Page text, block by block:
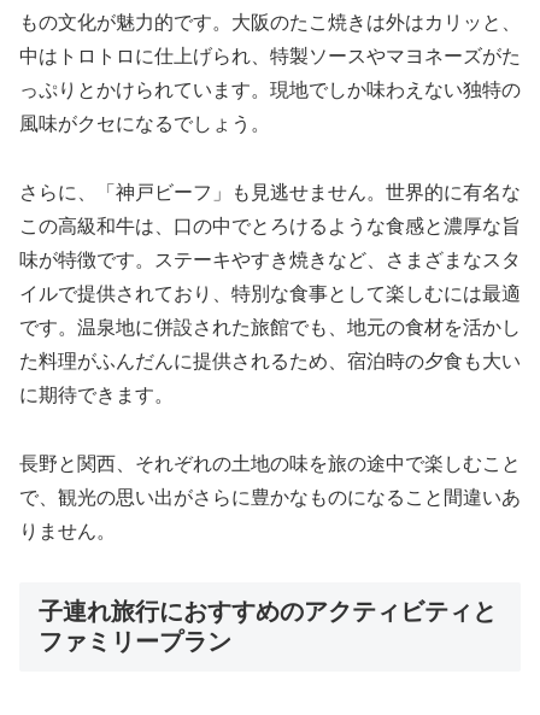
もの文化が魅力的です。大阪のたこ焼きは外はカリッと、
中はトロトロに仕上げられ、特製ソースやマヨネーズがた
っぷりとかけられています。現地でしか味わえない独特の
風味がクセになるでしょう。
さらに、「神戸ビーフ」も見逃せません。世界的に有名な
この高級和牛は、口の中でとろけるような食感と濃厚な旨
味が特徴です。ステーキやすき焼きなど、さまざまなスタ
イルで提供されており、特別な食事として楽しむには最適
です。温泉地に併設された旅館でも、地元の食材を活かし
た料理がふんだんに提供されるため、宿泊時の夕食も大い
に期待できます。
長野と関西、それぞれの土地の味を旅の途中で楽しむこと
で、観光の思い出がさらに豊かなものになること間違いあ
りません。
子連れ旅行におすすめのアクティビティと
ファミリープラン